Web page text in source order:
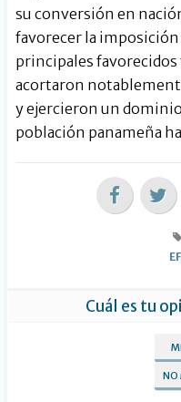
su conversión en
favorecer la imposición
principales favorecidos
acortaron
y ejercieron un
población panameña
Cuál es tu
NO